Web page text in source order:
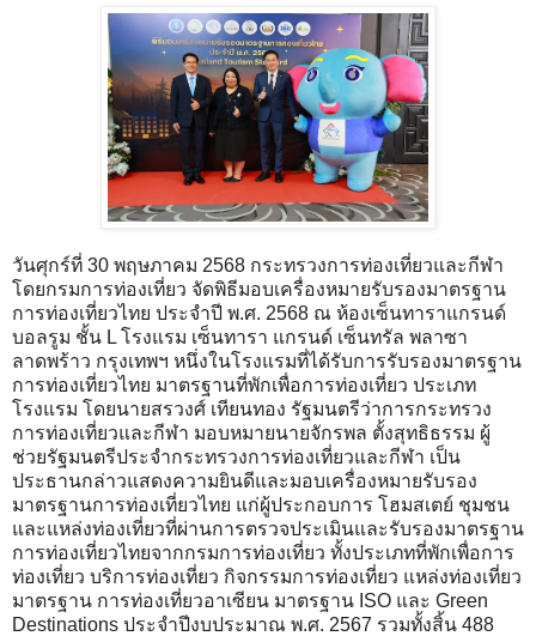
วันศุกร์ที่ 30 พฤษภาคม 2568 กระทรวงการท่องเที่ยวและกีฬา
โดยกรมการท่องเที่ยว จัดพิธีมอบเครื่องหมายรับรองมาตรฐาน
การท่องเที่ยวไทย ประจำปี พ.ศ. 2568 ณ ห้องเซ็นทาราแกรนด์
บอลรูม ชั้น L โรงแรม เซ็นทารา แกรนด์ เซ็นทรัล พลาซา
ลาดพร้าว กรุงเทพฯ หนึ่งในโรงแรมที่ได้รับการรับรองมาตรฐาน
การท่องเที่ยวไทย มาตรฐานที่พักเพื่อการท่องเที่ยว ประเภท
โรงแรม โดยนายสรวงศ์ เทียนทอง รัฐมนตรีว่าการกระทรวง
การท่องเที่ยวและกีฬา มอบหมายนายจักรพล ตั้งสุทธิธรรม ผู้
ช่วยรัฐมนตรีประจำกระทรวงการท่องเที่ยวและกีฬา เป็น
ประธานกล่าวแสดงความยินดีและมอบเครื่องหมายรับรอง
มาตรฐานการท่องเที่ยวไทย แก่ผู้ประกอบการ โฮมสเตย์ ชุมชน
และแหล่งท่องเที่ยวที่ผ่านการตรวจประเมินและรับรองมาตรฐาน
การท่องเที่ยวไทยจากกรมการท่องเที่ยว ทั้งประเภทที่พักเพื่อการ
ท่องเที่ยว บริการท่องเที่ยว กิจกรรมการท่องเที่ยว แหล่งท่องเที่ยว
มาตรฐาน การท่องเที่ยวอาเซียน มาตรฐาน ISO และ Green
Destinations ประจำปีงบประมาณ พ.ศ. 2567 รวมทั้งสิ้น 488